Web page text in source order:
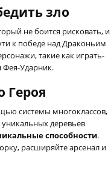
зло
не боится рисковать, и
к победе над Драконьим
такие как играть-
Фея-Ударник.
Героя
системы многоклассов,
деревьев
способности.
расширяйте арсенал и